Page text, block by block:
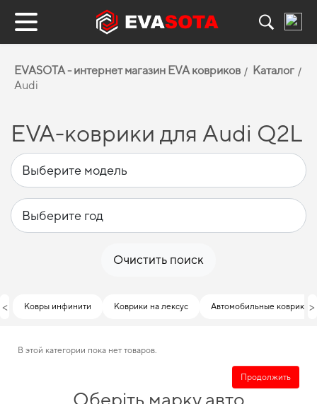
EVASOTA - интернет магазин EVA ковриков
Каталог
Audi
EVA-коврики для Audi Q2L
Очистить поиск
< Ковры инфинити Коврики на лексус Автомобильные коврики>
В этой категории пока нет товаров.
Продолжить